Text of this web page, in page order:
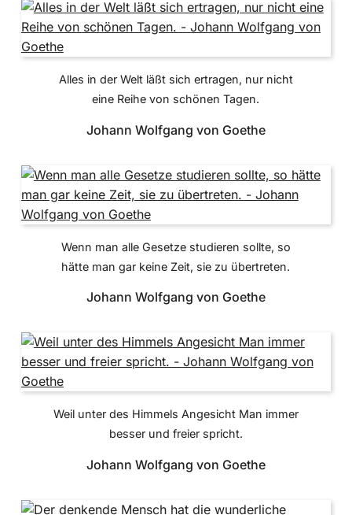
Alles in der Welt läßt sich ertragen, nur nicht
eine Reihe von schönen Tagen.
Johann Wolfgang von Goethe
Wenn man alle Gesetze studieren sollte, so
hätte man gar keine Zeit, sie zu übertreten.
Johann Wolfgang von Goethe
Weil unter des Himmels Angesicht Man immer
besser und freier spricht.
Johann Wolfgang von Goethe